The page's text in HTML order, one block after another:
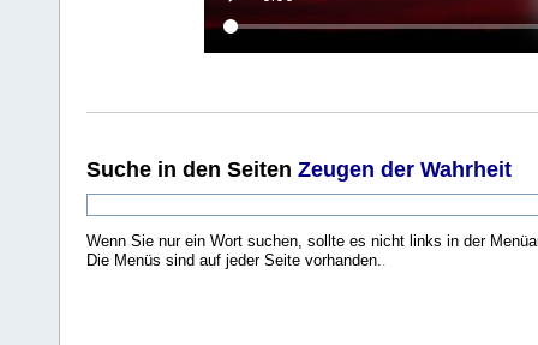
Suche in den Seiten Zeugen der Wahrheit
Wenn Sie nur ein Wort suchen, sollte es nicht links in der
Die Menüs sind auf jeder Seite vorhanden..